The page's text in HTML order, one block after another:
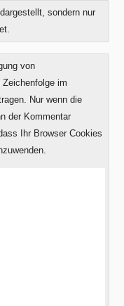
sondern nur
von
im
Nur wenn die
der Kommentar
Ihr Browser Cookies